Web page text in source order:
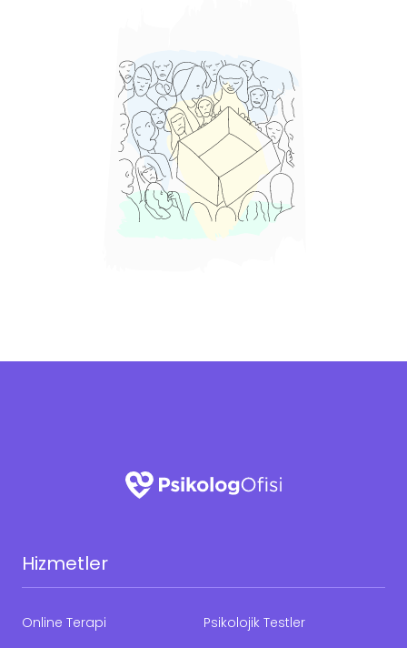
Hizmetler
Online Terapi Psikolojik Testler